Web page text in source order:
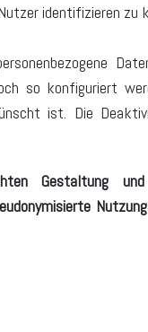
identifizieren zu
so konfiguriert
ist. Die
Gestaltung